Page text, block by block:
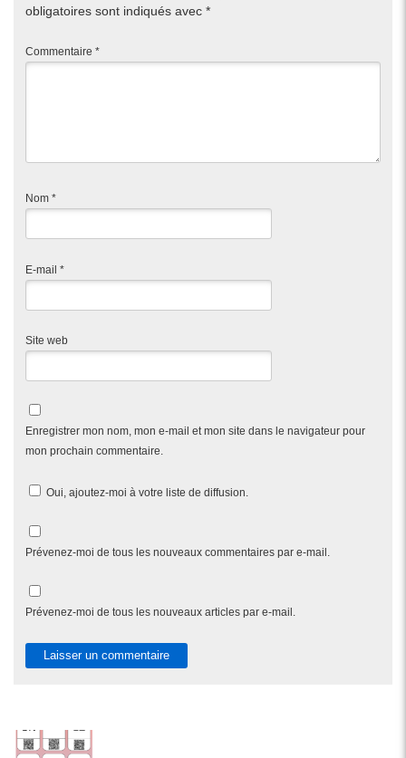
obligatoires sont indiqués avec *
Commentaire *
Nom *
E-mail *
Site web
Enregistrer mon nom, mon e-mail et mon site dans le navigateur pour
mon prochain commentaire.
Oui, ajoutez-moi à votre liste de diffusion.
Prévenez-moi de tous les nouveaux commentaires par e-mail.
Prévenez-moi de tous les nouveaux articles par e-mail.